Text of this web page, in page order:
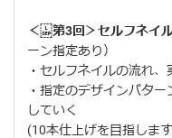
＜ 第3回＞セルフネイ
ーン指定あり）
・セルフネイルの流れ、
・指定のデザインパタ
していく
(10本仕上げを目指しま